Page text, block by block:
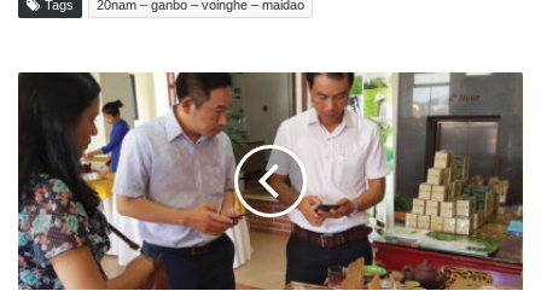
Tags 20nam – ganbo – voinghe – maidao